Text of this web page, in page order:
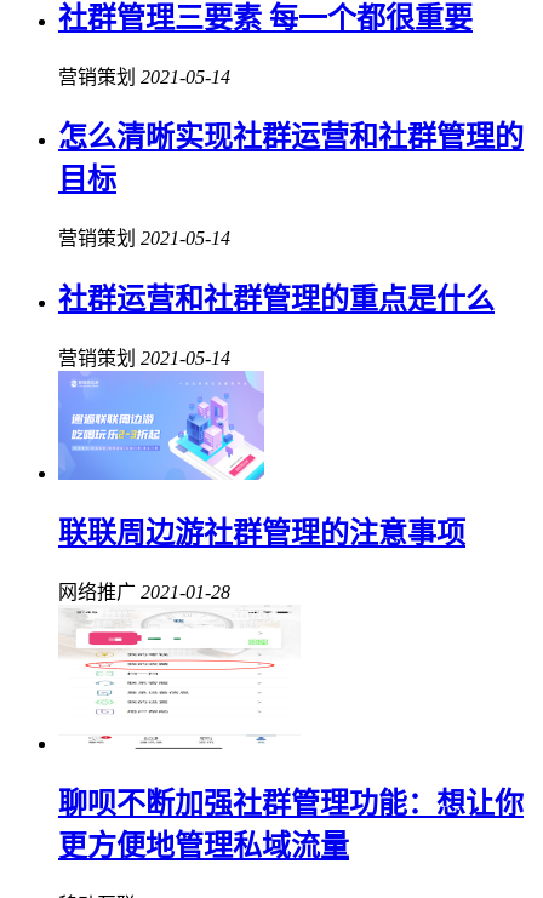
社群管理三要素 每一个都很重要
营销策划 2021-05-14
怎么清晰实现社群运营和社群管理的
目标
营销策划 2021-05-14
社群运营和社群管理的重点是什么
营销策划 2021-05-14
联联周边游社群管理的注意事项
网络推广 2021-01-28
聊呗不断加强社群管理功能：想让你
更方便地管理私域流量